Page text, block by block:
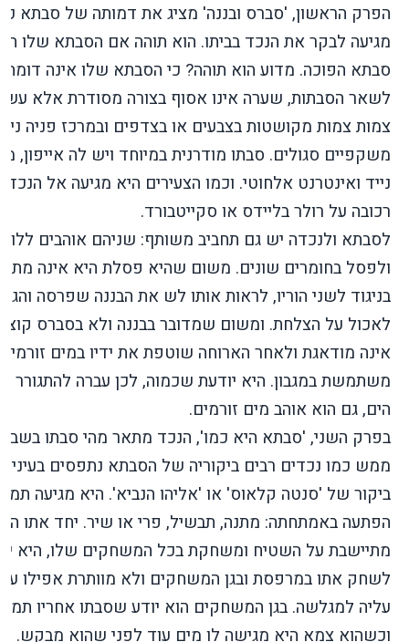
הפרק הראשון, 'סברס ובננה' מציג את דמותה של סבתא
מגיעה לבקר את הנכד בביתו. הוא תוהה אם הסבתא שלו
סבתא הפוכה. מדוע הוא תוהה? כי הסבתא שלו אינה דומה
לשאר הסבתות, שערה אינו אסוף בצורה מסודרת אלא
צמות צמות מקושטות בצבעים או בצדפים ובמרכז פניה
משקפיים סגולים. סבתו מודרנית במיוחד ויש לה אייפון,
נייד ואינטרנט אלחוטי. וכמו הצעירים היא מגיעה אל הנכד
רכובה על רולר בליידס או סקייטבורד.
לסבתא ולנכדה יש גם תחביב משותף: שניהם אוהבים
ולפסל בחומרים שונים. משום שהיא פסלת היא אינה
בניגוד לשני הוריו, לראות אותו לש את הבננה שפרסה
לאכול על הצלחת. ומשום שמדובר בבננה ולא בסברס
אינה מודאגת ולאחר הארוחה שוטפת את ידיו במים
משתמשת במגבון. היא יודעת שכמוה, לכן עברה להתגורר
הים, גם הוא אוהב מים זורמים.
בפרק השני, 'סבתא היא כמו', הנכד מתאר מהי סבתו
ממש כמו נכדים רבים ביקוריה של הסבתא נתפסים בעיניו
ביקור של 'סנטה קלאוס' או 'אליהו הנביא'. היא מגיעה
הפתעה באמתחתה: מתנה, תבשיל, פרי או שיר. יחד אתו
מתיישבת על השטיח ומשחקת בכל המשחקים שלו, היא
לשחק אתו במרפסת ובגן המשחקים ולא מוותרת אפילו על
עליה למגלשה. בגן המשחקים הוא יודע שסבתו אחריו
וכשהוא צמא היא מגישה לו מים עוד לפני שהוא מבקש.